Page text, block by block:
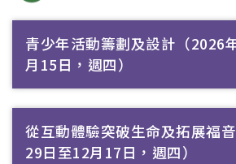
青少年活動籌劃及設計（2026
月15日，週四）
從互動體驗突破生命及拓展福
29日至12月17日，週四）